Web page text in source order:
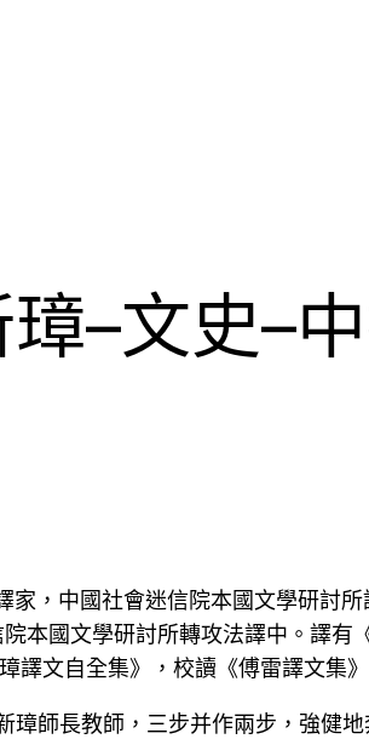
璋–文史–
，中國社會迷信院本國文學研討
本國文學研討所轉攻法譯中。譯
譯文自全集》，校讀《傅雷譯文集》
璋師長教師，三步并作兩步，強健